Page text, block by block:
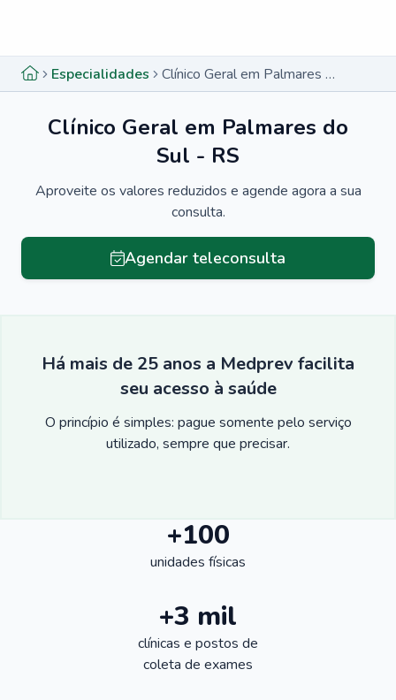
Especialidades Clínico Geral em Palmares do Sul - RS
Clínico Geral em Palmares do
Sul - RS
Aproveite os valores reduzidos e agende agora a sua
consulta.
Agendar teleconsulta
Há mais de 25 anos a Medprev facilita
seu acesso à saúde
O princípio é simples: pague somente pelo serviço
utilizado, sempre que precisar.
+100
unidades físicas
+3 mil
clínicas e postos de
coleta de exames